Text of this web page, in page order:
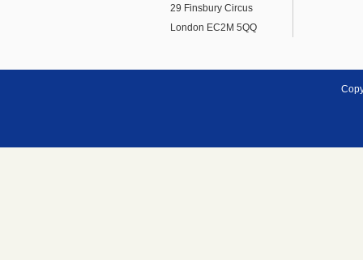
29 Finsbury Circus
London EC2M 5QQ